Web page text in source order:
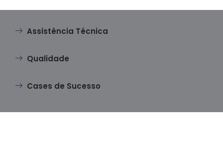
Assistência Técnica
Qualidade
Cases de Sucesso